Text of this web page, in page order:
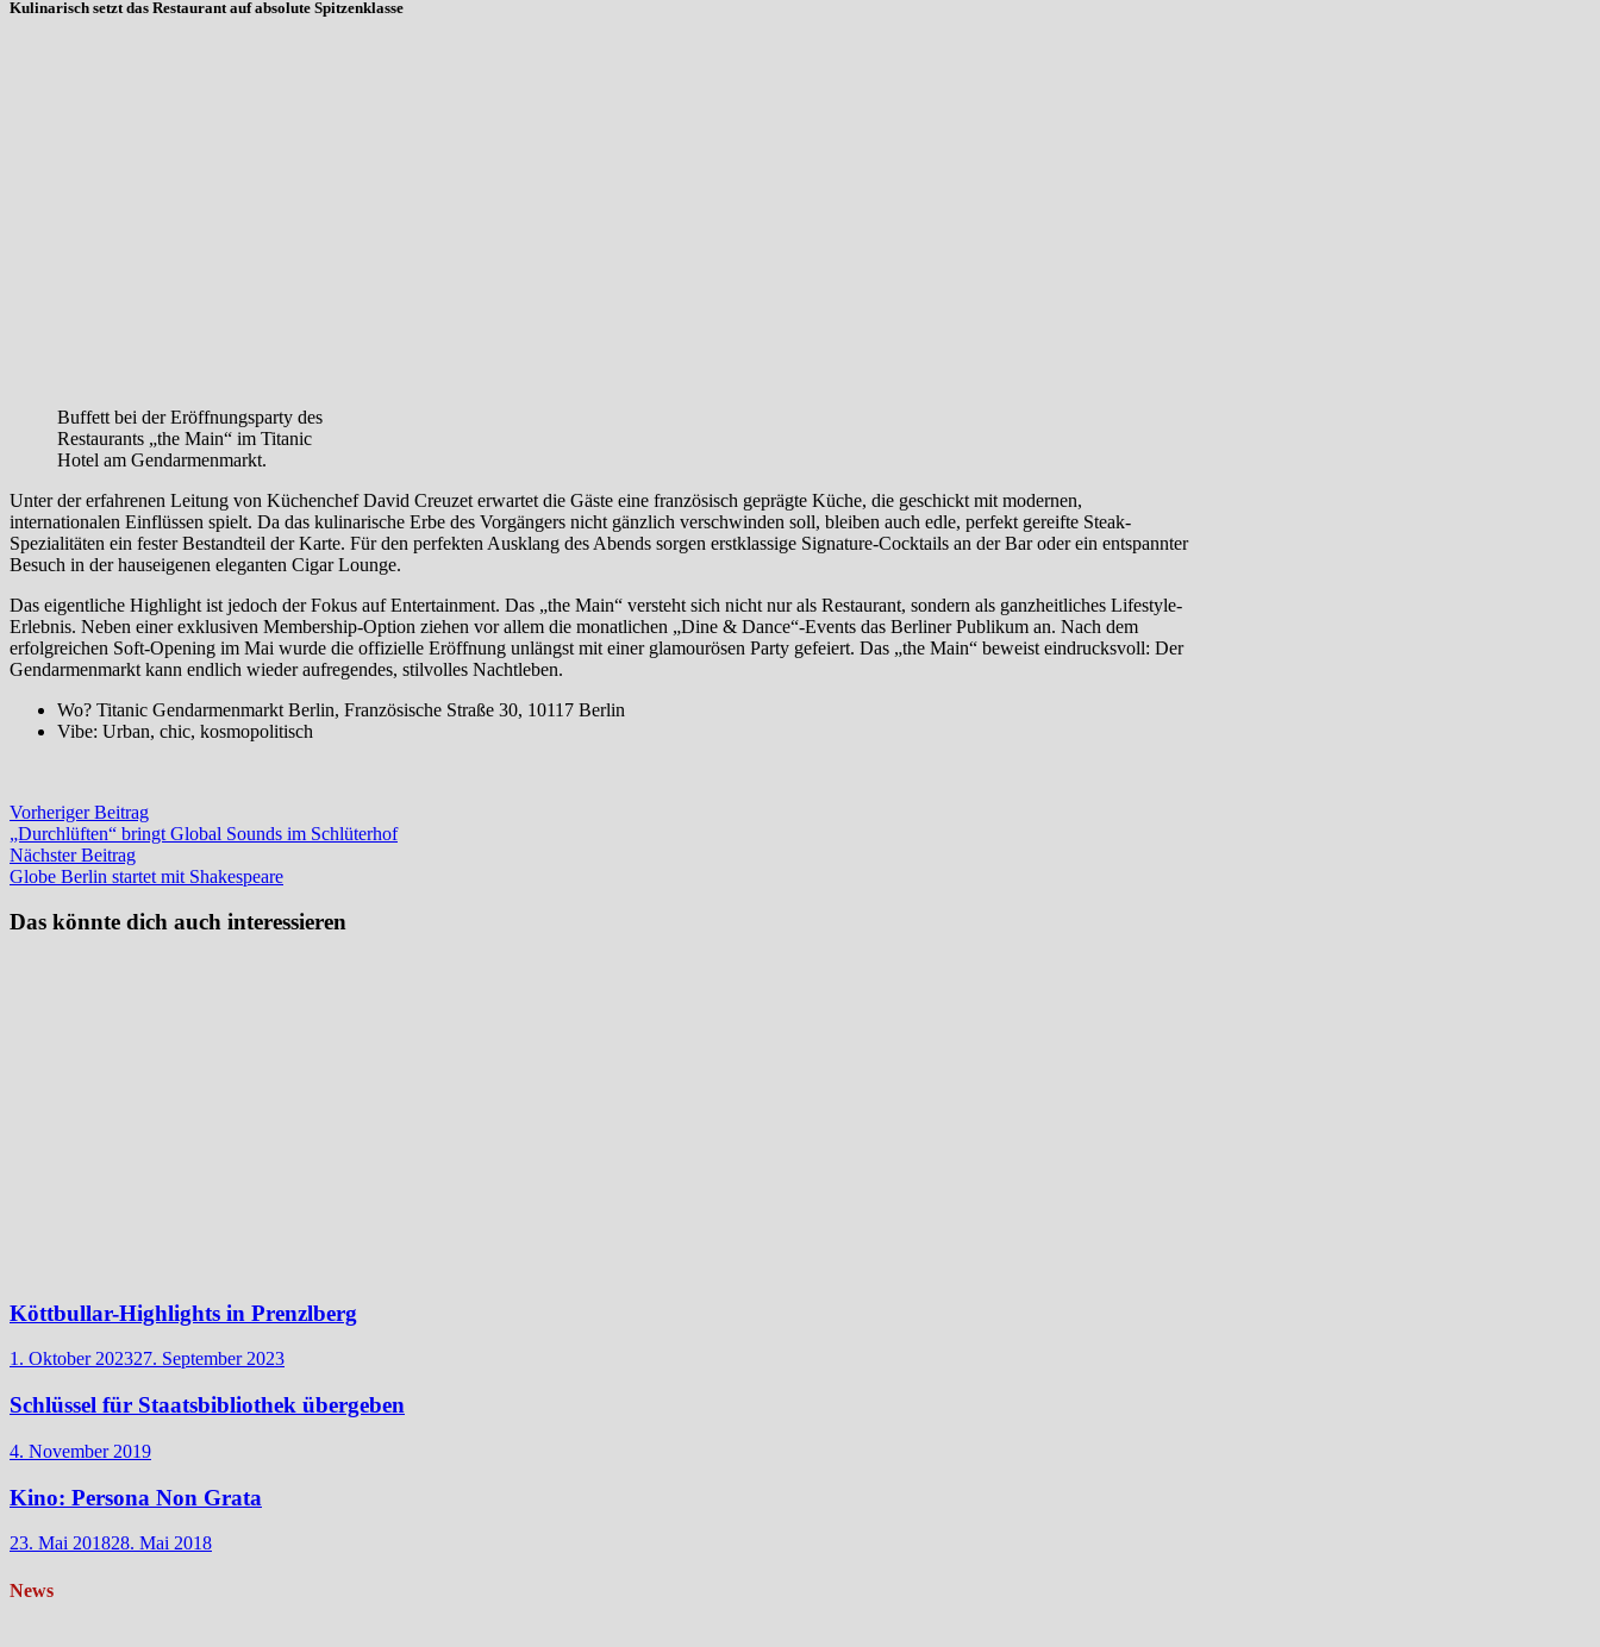
Kulinarisch setzt das Restaurant auf absolute Spitzenklasse
Buffett bei der Eröffnungsparty des
Restaurants „the Main“ im Titanic
Hotel am Gendarmenmarkt.
Unter der erfahrenen Leitung von Küchenchef David Creuzet erwartet die Gäste eine französisch geprägte Küche, die geschickt mit modernen,
internationalen Einflüssen spielt. Da das kulinarische Erbe des Vorgängers nicht gänzlich verschwinden soll, bleiben auch edle, perfekt gereifte Steak-
Spezialitäten ein fester Bestandteil der Karte. Für den perfekten Ausklang des Abends sorgen erstklassige Signature-Cocktails an der Bar oder ein entspannter
Besuch in der hauseigenen eleganten Cigar Lounge.
Das eigentliche Highlight ist jedoch der Fokus auf Entertainment. Das „the Main“ versteht sich nicht nur als Restaurant, sondern als ganzheitliches Lifestyle-
Erlebnis. Neben einer exklusiven Membership-Option ziehen vor allem die monatlichen „Dine & Dance“-Events das Berliner Publikum an. Nach dem
erfolgreichen Soft-Opening im Mai wurde die offizielle Eröffnung unlängst mit einer glamourösen Party gefeiert. Das „the Main“ beweist eindrucksvoll: Der
Gendarmenmarkt kann endlich wieder aufregendes, stilvolles Nachtleben.
Wo? Titanic Gendarmenmarkt Berlin, Französische Straße 30, 10117 Berlin
Vibe: Urban, chic, kosmopolitisch
Beitragsnavigation
Vorheriger BeitragVorheriger
Beitrag:
„Durchlüften“ bringt Global Sounds im Schlüterhof
Nächster BeitragNächster
Beitrag:
Globe Berlin startet mit Shakespeare
Das könnte dich auch interessieren
Köttbullar-Highlights in Prenzlberg
1. Oktober 202327. September 2023
Schlüssel für Staatsbibliothek übergeben
4. November 2019
Kino: Persona Non Grata
23. Mai 201828. Mai 2018
News